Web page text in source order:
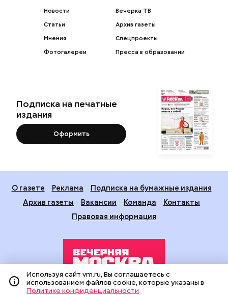
Новости
Статьи
Мнения
Фотогалереи
Вечерка ТВ
Архив газеты
Спецпроекты
Пресса в образовании
Подписка на печатные
издания
Оформить
О газете Реклама
Подписка на бумажные издания
Архив газеты
Вакансии Команда
Контакты
Правовая информация
Используя сайт vm.ru, Вы соглашаетесь с
использованием файлов cookie, которые указаны в
Политике конфиденциальности